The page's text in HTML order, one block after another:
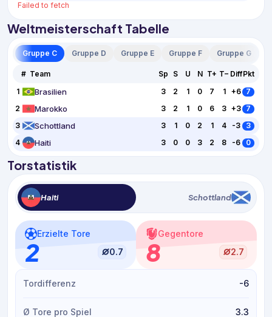
Failed to fetch
Weltmeisterschaft Tabelle
Gruppe C Gruppe D Gruppe E Gruppe F Gruppe G
# Team Sp S U N T+ T− DiffPkt
1
Brasilien 3 2 1 0 7 1 +6 7
2
Marokko 3 2 1 0 6 3 +3 7
3
Schottland 3 1 0 2 1 4 -3
3
4
Haiti 3 0 0 3 2 8 -6 0
Torstatistik
Haiti Schottland
Erzielte Tore
2 0.7
Gegentore
8 2.7
Tordifferenz -6
Ø Tore pro Spiel 3.3